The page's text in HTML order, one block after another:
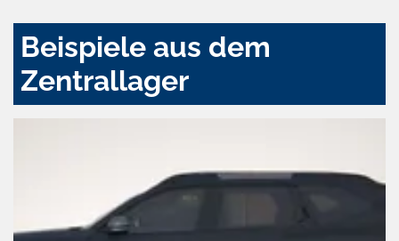
Beispiele aus dem
Zentrallager